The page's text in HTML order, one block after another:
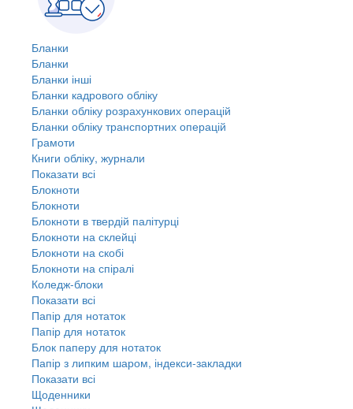
Бланки
Бланки
Бланки інші
Бланки кадрового обліку
Бланки обліку розрахункових операцій
Бланки обліку транспортних операцій
Грамоти
Книги обліку, журнали
Показати всі
Блокноти
Блокноти
Блокноти в твердій палітурці
Блокноти на склейці
Блокноти на скобі
Блокноти на спіралі
Коледж-блоки
Показати всі
Папір для нотаток
Папір для нотаток
Блок паперу для нотаток
Папір з липким шаром, індекси-закладки
Показати всі
Щоденники